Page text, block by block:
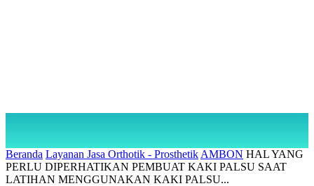
Beranda Layanan Jasa Orthotik - Prosthetik AMBON HAL YANG
PERLU DIPERHATIKAN PEMBUAT KAKI PALSU SAAT
LATIHAN MENGGUNAKAN KAKI PALSU...